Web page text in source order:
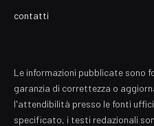
contatti
Le informazioni pubblicate sono
garanzia di correttezza o
l'attendibilità presso le fonti
specificato, i testi redazionali